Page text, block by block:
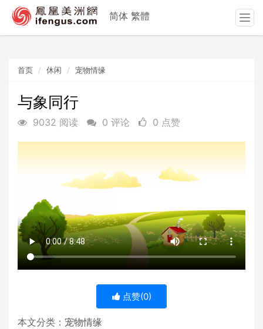
首页 休闲 宠物情缘
与象同行
9032 阅读 0 评论 0 点赞
点赞(0)
本文分类： 宠物情缘
简体 繁體
T
o
n